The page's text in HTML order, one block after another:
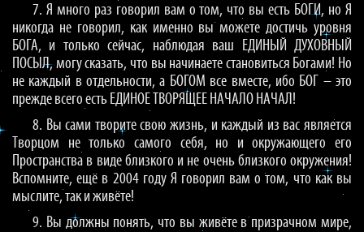
7. Я много раз говорил вам о том, что вы есть БОГИ, но Я
никогда не говорил, как именно вы можете достичь уровня
БОГА, и только сейчас, наблюдая ваш ЕДИНЫЙ ДУХОВНЫЙ
ПОСЫЛ, могу сказать, что вы начинаете становиться Богами! Но
не каждый в отдельности, а БОГОМ все вместе, ибо БОГ – это
прежде всего есть ЕДИНОЕ ТВОРЯЩЕЕ НАЧАЛО НАЧАЛ!
8. Вы сами творите свою жизнь, и каждый из вас является
Творцом не только самого себя, но и окружающего его
Пространства в виде близкого и не очень близкого окружения!
Вспомните, ещё в 2004 году Я говорил вам о том, что как вы
мыслите, так и живёте!
9. Вы должны понять, что вы живёте в призрачном мире,